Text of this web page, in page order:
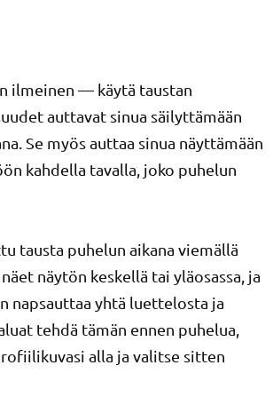
ilmeinen — käytä taustan
auttavat sinua säilyttämään
Se myös auttaa sinua näyttämään
kahdella tavalla, joko puhelun
tausta puhelun aikana viemällä
näytön keskellä tai yläosassa, ja
napsauttaa yhtä luettelosta ja
tehdä tämän ennen puhelua,
alla ja valitse sitten